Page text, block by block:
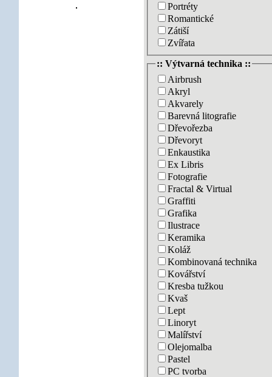
Portréty
Romantické
Zátiší
Zvířata
:: Výtvarná technika ::
Airbrush
Akryl
Akvarely
Barevná litografie
Dřevořezba
Dřevoryt
Enkaustika
Ex Libris
Fotografie
Fractal & Virtual
Graffiti
Grafika
Ilustrace
Keramika
Koláž
Kombinovaná technika
Kovářství
Kresba tužkou
Kvaš
Lept
Linoryt
Malířství
Olejomalba
Pastel
PC tvorba